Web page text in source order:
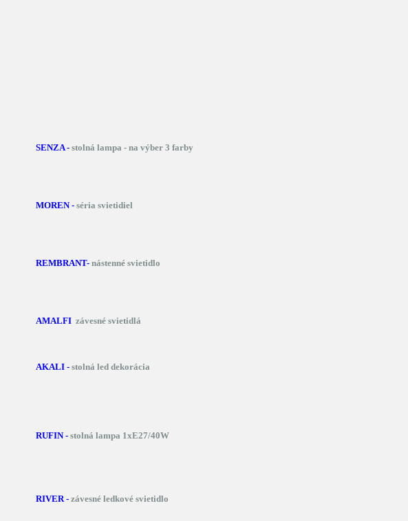
SENZA - stolná lampa - na výber 3 farby
MOREN - séria svietidiel
REMBRANT- nástenné svietidlo
AMALFI závesné svietidlá
AKALI - stolná led dekorácia
RUFIN - stolná lampa 1xE27/40W
RIVER - závesné ledkové svietidlo